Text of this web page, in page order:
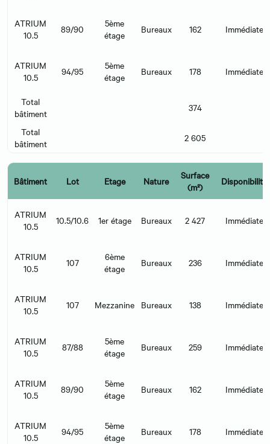
ATRIUM
10.5
89/90
5ème
étage
Bureaux 162 Immédiate
ATRIUM
10.5
94/95
5ème
étage
Bureaux 178 Immédiate
Total
bâtiment
374
Total
bâtiment
2 605
Bâtiment Lot Etage Nature
Surface
(m²)
Disponibilité
ATRIUM
10.5
10.5/10.6 1er étage Bureaux 2 427 Immédiate
ATRIUM
10.5
107
6ème
étage
Bureaux 236 Immédiate
ATRIUM
10.5
107 Mezzanine Bureaux 138 Immédiate
ATRIUM
10.5
87/88
5ème
étage
Bureaux 259 Immédiate
ATRIUM
10.5
89/90
5ème
étage
Bureaux 162 Immédiate
ATRIUM
10.5
94/95
5ème
étage
Bureaux 178 Immédiate